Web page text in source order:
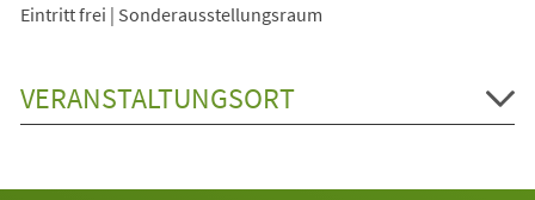
Eintritt frei | Sonderausstellungsraum
VERANSTALTUNGSORT